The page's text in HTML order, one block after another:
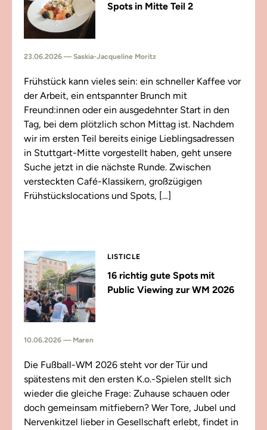
Spots in Mitte Teil 2
23.06.2026 — Saskia-Jacqueline Moritz
Frühstück kann vieles sein: ein schneller Kaffee vor
der Arbeit, ein entspannter Brunch mit
Freund:innen oder ein ausgedehnter Start in den
Tag, bei dem plötzlich schon Mittag ist. Nachdem
wir im ersten Teil bereits einige Lieblingsadressen
in Stuttgart-Mitte vorgestellt haben, geht unsere
Suche jetzt in die nächste Runde. Zwischen
versteckten Café-Klassikern, großzügigen
Frühstückslocations und Spots, […]
LISTICLE
16 richtig gute Spots mit
Public Viewing zur WM 2026
10.06.2026 — Maren
Die Fußball-WM 2026 steht vor der Tür und
spätestens mit den ersten K.o.-Spielen stellt sich
wieder die gleiche Frage: Zuhause schauen oder
doch gemeinsam mitfiebern? Wer Tore, Jubel und
Nervenkitzel lieber in Gesellschaft erlebt, findet in